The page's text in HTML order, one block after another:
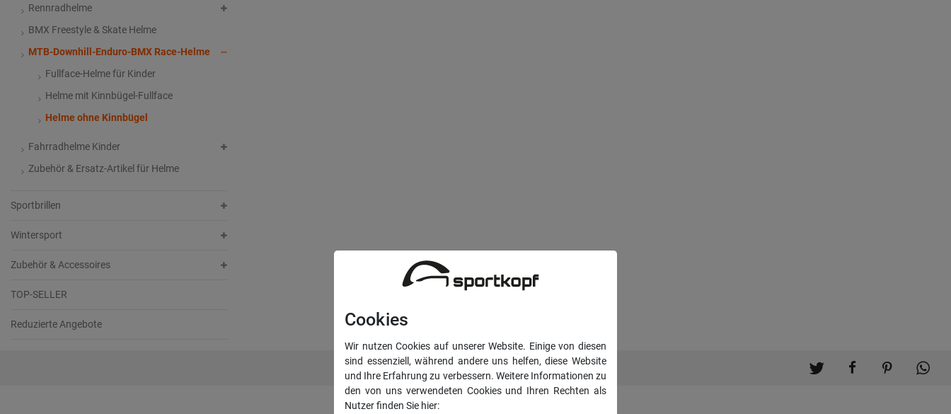
Rennradhelme
BMX Freestyle & Skate Helme
MTB-Downhill-Enduro-BMX Race-Helme
Fullface-Helme für Kinder
Helme mit Kinnbügel-Fullface
Helme ohne Kinnbügel
Fahrradhelme Kinder
Zubehör & Ersatz-Artikel für Helme
Sportbrillen
Wintersport
Zubehör & Accessoires
TOP-SELLER
Reduzierte Angebote Cookies
Wir nutzen Cookies auf unserer Website. Einige von diesen
sind essenziell, während andere uns helfen, diese Website
und Ihre Erfahrung zu verbessern. Weitere Informationen zu
den von uns verwendeten Cookies und Ihren Rechten als
Nutzer finden Sie hier: